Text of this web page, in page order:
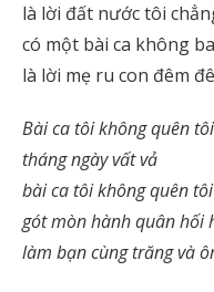
là lời đất nước tôi
có một bài ca không
là lời mẹ ru con đêm
Bài ca tôi không quên
tháng ngày vất vả
bài ca tôi không quên
gót mòn hành quân hối
làm bạn cùng trăng và